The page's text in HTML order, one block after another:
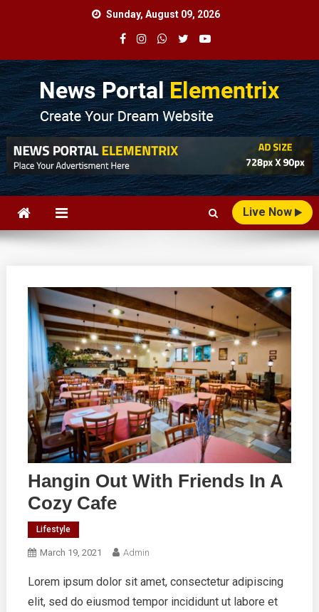
Sunday, August 09, 2026
News Portal Elementrix
Just another Mystery Themes Preview Sites
Live Now
Hangin Out With Friends In A
Cozy Cafe
Lifestyle
March 19, 2021 Admin
Lorem ipsum dolor sit amet, consectetur adipiscing
elit, sed do eiusmod tempor incididunt ut labore et